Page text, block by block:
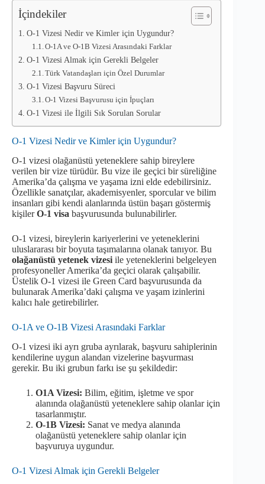
İçindekiler
O-1 Vizesi Nedir ve Kimler için Uygundur?
O-1A ve O-1B Vizesi Arasındaki Farklar
O-1 Vizesi Almak için Gerekli Belgeler
Türk Vatandaşları için Özel Durumlar
O-1 Vizesi Başvuru Süreci
O-1 Vizesi Başvurusu için İpuçları
O-1 Vizesi ile İlgili Sık Sorulan Sorular
O-1 Vizesi Nedir ve Kimler için Uygundur?
O-1 vizesi olağanüstü yeteneklere sahip bireylere
verilen bir vize türüdür. Bu vize ile geçici bir süreliğine
Amerika’da çalışma ve yaşama izni elde edebilirsiniz.
Özellikle sanatçılar, akademisyenler, sporcular ve bilim
insanları gibi kendi alanlarında üstün başarı göstermiş
kişilerO-1 visa başvurusunda bulunabilirler.
O-1 vizesi, bireylerin kariyerlerini ve yeteneklerini
uluslararası bir boyuta taşımalarına olanak tanıyor. Bu
olağanüstü yetenek vizesi ile yeteneklerini belgeleyen
profesyoneller Amerika’da geçici olarak çalışabilir.
Üstelik O-1 vizesi ile Green Card başvurusunda da
bulunarak Amerika’daki çalışma ve yaşam izinlerini
kalıcı hale getirebilirler.
O-1A ve O-1B Vizesi Arasındaki Farklar
O-1 vizesi iki ayrı gruba ayrılarak, başvuru sahiplerinin
kendilerine uygun alandan vizelerine başvurması
gerekir. Bu iki grubun farkı ise şu şekildedir:
O1A Vizesi: Bilim, eğitim, işletme ve spor
alanında olağanüstü yeteneklere sahip olanlar için
tasarlanmıştır.
O-1B Vizesi: Sanat ve medya alanında
olağanüstü yeteneklere sahip olanlar için
başvuruya uygundur.
O-1 Vizesi Almak için Gerekli Belgeler